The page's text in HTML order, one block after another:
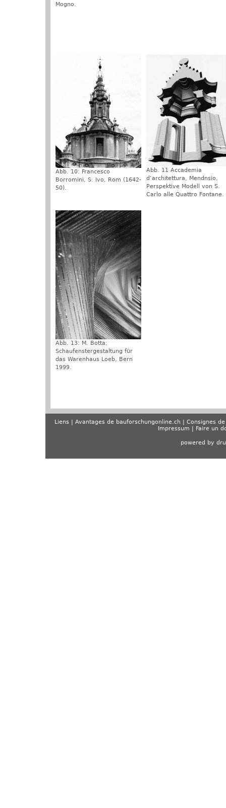
Mogno.
Abb. 10: Francesco
Borromini, S. Ivo, Rom (1642-
50).
Abb. 11 Accademia
d‘architettura, Mendnsio,
Perspektive Modell von S.
Carlo alle Quattro Fontane.
Abb. 13: M. Botta;
Schaufenstergestaltung für
das Warenhaus Loeb, Bern
1999.
Liens Avantages de bauforschungonline.ch
Consignes
Impressum
Faire un
powered by